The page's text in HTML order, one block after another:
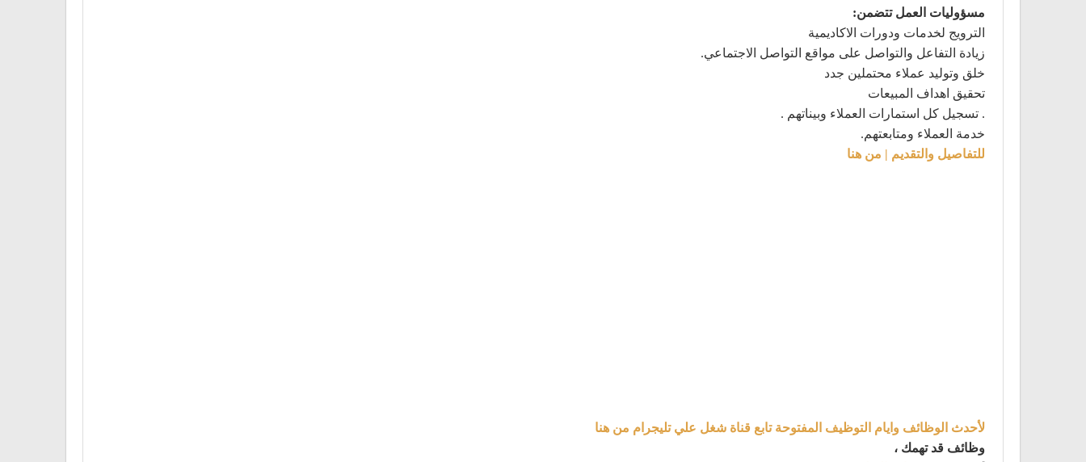
مسؤوليات العمل تتضمن:
الترويج لخدمات ودورات الاكاديمية
زيادة التفاعل والتواصل على مواقع التواصل الاجتماعي.
خلق وتوليد عملاء محتملين جدد
تحقيق اهداف المبيعات
. تسجيل كل استمارات العملاء وبيناتهم .
خدمة العملاء ومتابعتهم.
للتفاصيل والتقديم | من هنا
لأحدث الوظائف وايام التوظيف المفتوحة تابع قناة شغل علي تليجرام من هنا
وظائف قد تهمك ،